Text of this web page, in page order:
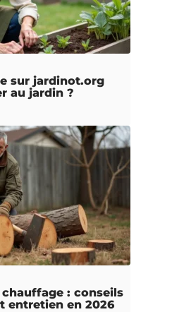
sur jardinot.org
au jardin ?
: conseils
entretien en 2026